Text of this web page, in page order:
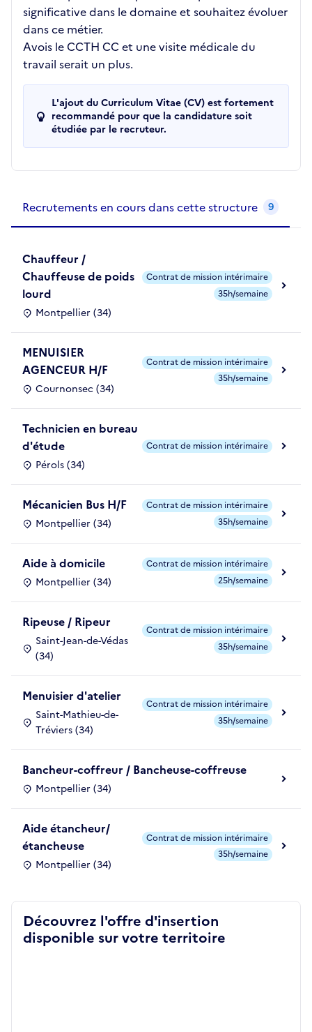
significative dans le domaine et souhaitez évoluer
dans ce métier.
Avois le CCTH CC et une visite médicale du
travail serait un plus.
L'ajout du Curriculum Vitae (CV) est fortement
recommandé pour que la candidature soit
étudiée par le recruteur.
Recrutements en cours dans cette structure 9
Chauffeur /
Chauffeuse de poids
lourd
Montpellier (34)
Contrat de mission intérimaire
35h/semaine
MENUISIER
AGENCEUR H/F
Cournonsec (34)
Contrat de mission intérimaire
35h/semaine
Technicien en bureau
d'étude
Pérols (34)
Contrat de mission intérimaire
Mécanicien Bus H/F
Montpellier (34)
Contrat de mission intérimaire
35h/semaine
Aide à domicile
Montpellier (34)
Contrat de mission intérimaire
25h/semaine
Ripeuse / Ripeur
Saint-Jean-de-Védas
(34)
Contrat de mission intérimaire
35h/semaine
Menuisier d'atelier
Saint-Mathieu-de-
Tréviers (34)
Contrat de mission intérimaire
35h/semaine
Bancheur-coffreur / Bancheuse-coffreuse
Montpellier (34)
Aide étancheur/
étancheuse
Montpellier (34)
Contrat de mission intérimaire
35h/semaine
Découvrez l'offre d'insertion
disponible sur votre territoire